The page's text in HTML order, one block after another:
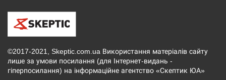
©2017-2021, Skeptic.com.ua Використання матеріалів сайту
лише за умови посилання (для Інтернет-видань -
гіперпосилання) на інформаційне агентство «Скептик ЮА»